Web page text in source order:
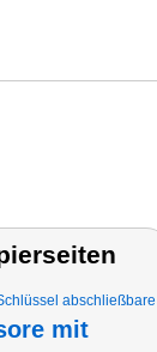
abschließbare
mit